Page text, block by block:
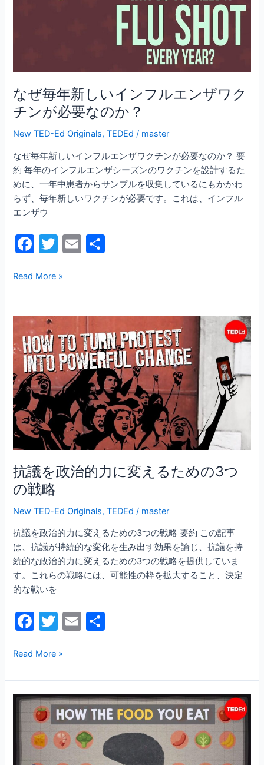
なぜ毎年新しいインフルエンザワク
チンが必要なのか？
New TED-Ed Originals,TEDEd / master
なぜ毎年新しいインフルエンザワクチンが必要なのか？ 要
約 毎年のインフルエンザシーズンのワクチンを設計するた
めに、一年中患者からサンプルを収集しているにもかかわ
らず、毎年新しいワクチンが必要です。これは、インフル
エンザウ
F
c
e
b
o
o
k
T
itt
er
E
l
フ
ル
エ
ン
ザ
ク
チ
ン
が
必
な
の
か？
Read More »
抗議を政治的力に変えるための3つ
の戦略
New TED-Ed Originals,TEDEd / master
抗議を政治的力に変えるための3つの戦略 要約 この記事
は、抗議が持続的な変化を生み出す効果を論じ、抗議を持
続的な政治的力に変えるための3つの戦略を提供していま
す。これらの戦略には、可能性の枠を拡大すること、決定
的な戦いを
F
c
e
b
o
o
k
T
itt
er
E
l
議
を
治
的
力
に
変
え
る
た
め
の
つ
の
戦
略
Read More »
脳
の
養